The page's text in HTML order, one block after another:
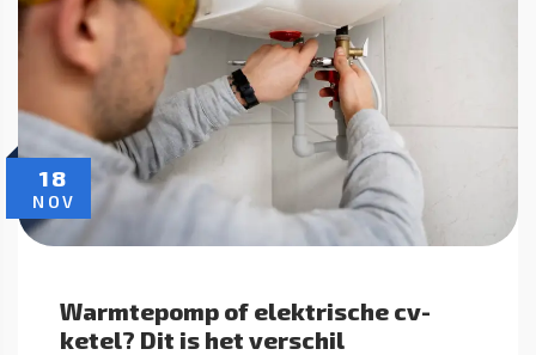
18
NOV
Warmtepomp of elektrische cv-
ketel? Dit is het verschil